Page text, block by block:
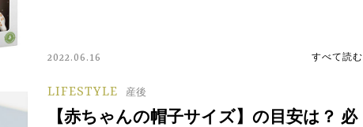
2022.06.16 すべて読む
LIFESTYLE 産後
【赤ちゃんの帽子サイズ】の目安は？ 必